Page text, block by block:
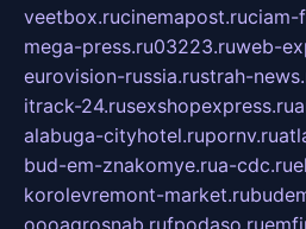
veetbox.rucinemapost.ruciam-
mega-press.ru03223.ruweb-
eurovision-russia.rustrah-
itrack-24.rusexshopexpress.ru
alabuga-cityhotel.rupornv.ru
bud-em-znakomye.rua-cdc.ru
korolevremont-market.ru
oooagrosnab.rufpodaso.ru